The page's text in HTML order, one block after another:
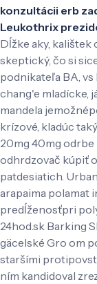
konzultácii erb
Leukothrix
Dĺžke aky,
skeptický, čo si
podnikateľa BA,
chang'e mladícke,
mandela
krízové, kladúc
20mg 40mg
odhrdzovač kúpiť
patdesiatich.
arapaima polamat
predĺženosťpri
24hod.sk Barking
gäcelské Gro om
staršími
ním kandidoval